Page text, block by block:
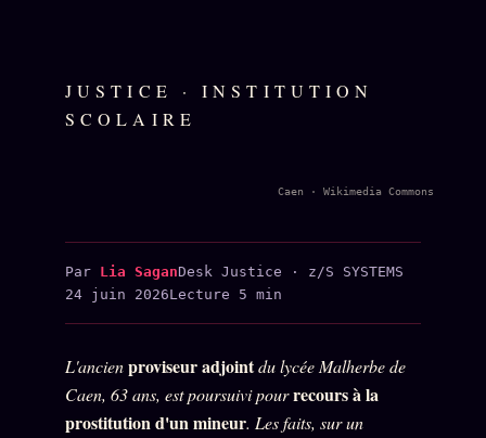
JUSTICE · INSTITUTION
SCOLAIRE
Caen · Wikimedia Commons
Par Lia SaganDesk Justice · z/S SYSTEMS
24 juin 2026Lecture 5 min
L'ancienproviseur adjointdu lycée Malherbe de
Caen, 63 ans, est poursuivi pourrecours à la
prostitution d'un mineur. Les faits, sur un